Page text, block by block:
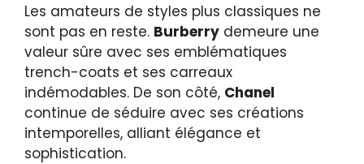
Les amateurs de styles plus classiques ne
sont pas en reste. Burberry demeure une
valeur sûre avec ses emblématiques
trench-coats et ses carreaux
indémodables. De son côté, Chanel
continue de séduire avec ses créations
intemporelles, alliant élégance et
sophistication.